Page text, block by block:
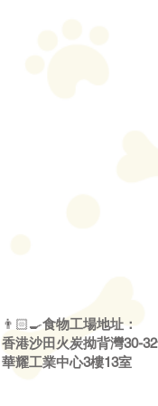
👨🏻‍🍳食物工場地址：
香港沙田火炭拗背灣30-
華耀工業中心3樓13室